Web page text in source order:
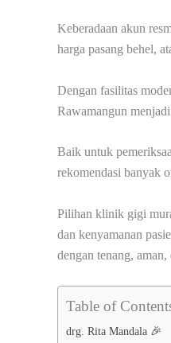
Keberadaan akun
harga pasang behel,
Dengan fasilitas
Rawamangun
Baik untuk
rekomendasi banyak
Pilihan klinik gigi
dan kenyamanan
dengan tenang,
Table of
drg. Rita Mandala 🎉